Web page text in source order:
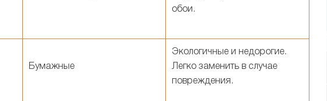
обои.
Бумажные
Экологичные и недорогие.
Легко заменить в случае
повреждения.